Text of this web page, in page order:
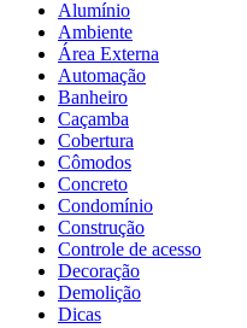
Alumínio
Ambiente
Área Externa
Automação
Banheiro
Caçamba
Cobertura
Cômodos
Concreto
Condomínio
Construção
Controle de acesso
Decoração
Demolição
Dicas